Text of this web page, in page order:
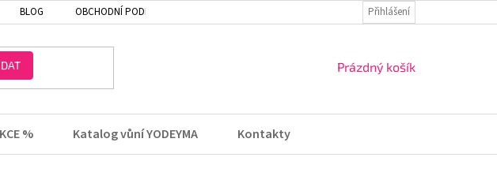
BLOG OBCHODNÍ PODMÍNKY Přihlášení
NÁKUPNÍ
Prázdný košík
% Katalog vůní YODEYMA Kontakty